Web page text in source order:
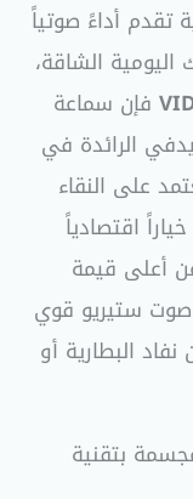
أداءً صوتياً
الشاقة،
فإن سماعة
الرائدة في
على النقاء
اقتصادياً
أعلى قيمة
ستيريو قوي
البطارية أو